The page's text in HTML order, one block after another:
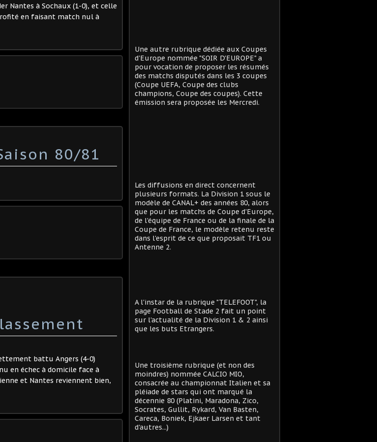
Nantes à Sochaux (1-0), et celle
en faisant match nul à
80/81
battu Angers (4-0)
en échec à domicile face à
et Nantes reviennent bien,
Une autre rubrique dédiée aux Coupes
d'Europe nommée "SOIR D'EUROPE" a
pour vocation de proposer les résumés
des matchs disputés dans les 3 coupes
(Coupe UEFA, Coupe des clubs
champions, Coupe des coupes). Cette
émission sera proposée les Mercredi.
Les diffusions en direct concernent
plusieurs formats. La Division 1 sous le
modèle de CANAL+ des années 80, alors
que pour les matchs de Coupe d'Europe,
de l'équipe de France ou de la finale de la
Coupe de France, le modèle retenu reste
dans l'esprit de ce que proposait TF1 ou
Antenne 2.
A l'instar de la rubrique "TELEFOOT", la
page Football de Stade 2 fait un point
sur l'actualité de la Division 1 & 2 ainsi
que les buts Etrangers.
Une troisième rubrique (et non des
moindres) nommée CALCIO MIO,
consacrée au championnat Italien et sa
pléiade de stars qui ont marqué la
décennie 80 (Platini, Maradona, Zico,
Socrates, Gullit, Rykard, Van Basten,
Careca, Boniek, Ejkaer Larsen et tant
d'autres...)